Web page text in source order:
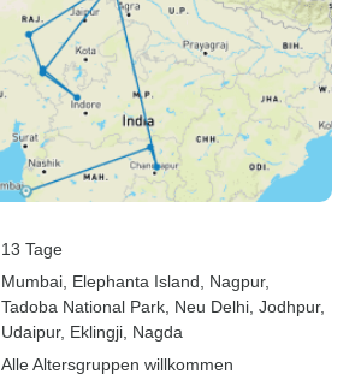
13 Tage
Mumbai , Elephanta Island , Nagpur,
Tadoba National Park , Neu Delhi , Jodhpur,
Udaipur, Eklingji , Nagda
Alle Altersgruppen willkommen